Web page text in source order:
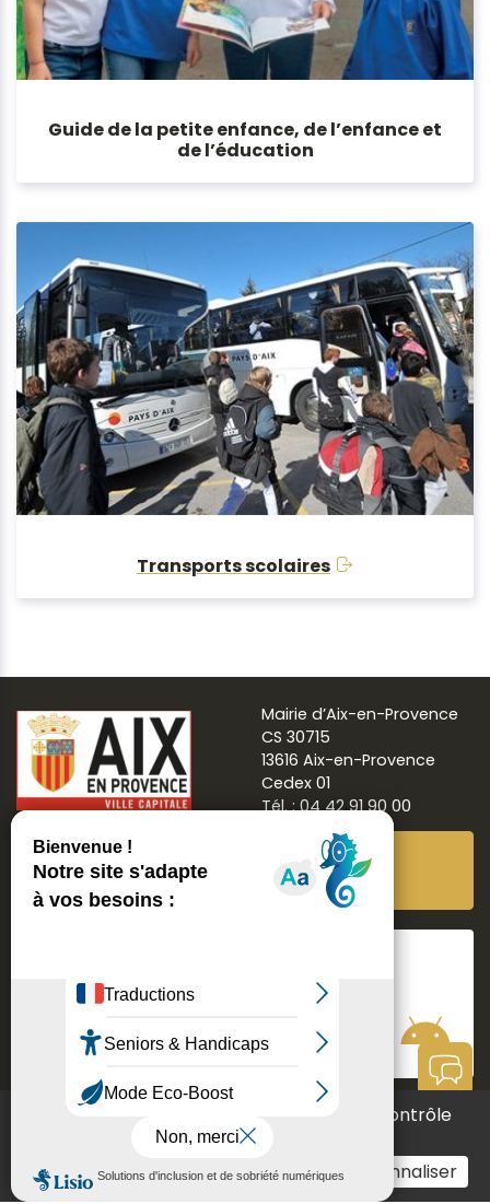
Guide de la petite enfance, de l’enfance et
de l’éducation
Transports scolaires
Mairie d’Aix-en-Provence
CS 30715
13616 Aix-en-Provence
Cedex 01
Tél. : 04 42 91 90 00
Abonnez-vous
Mentions légales
Contact
Accessibilité : non conforme
Aide à la navigation
Ce site utilise des cookies et vous donne le contrôle
sur ceux que vous souhaitez activer
Tout accepter
Tout refuser Personnaliser